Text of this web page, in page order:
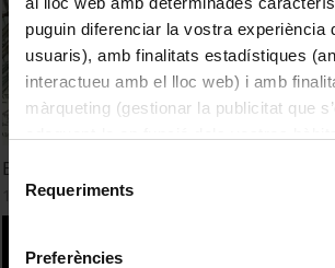
puguin diferenciar la vostra experiència
usuaris), amb finalitats estadístiques
interactueu amb el lloc web) i amb
màrqueting (gestionar la publicitat que
consultar laPolítica de galetes del lloc
Selecció
consentiment
Requeriments
Preferències
El gran fossat ibèric de Valls
13 July, 2015